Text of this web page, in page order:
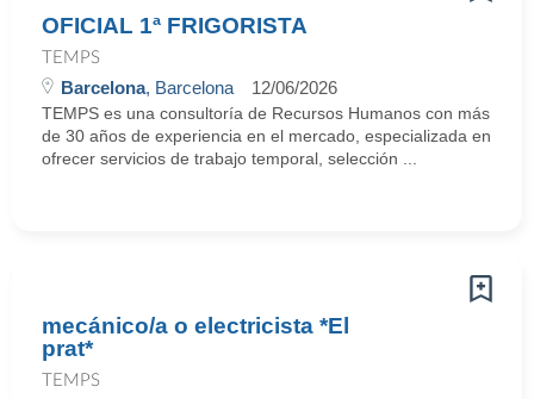
OFICIAL 1ª FRIGORISTA
TEMPS
Barcelona, Barcelona 12/06/2026
TEMPS es una consultoría de Recursos Humanos con más
de 30 años de experiencia en el mercado, especializada en
ofrecer servicios de trabajo temporal, selección ...
mecánico/a o electricista *El
prat*
TEMPS